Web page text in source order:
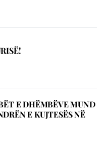
E DHËMBËVE MUND
E KUJTESËS NË